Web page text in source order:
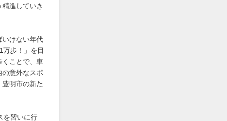
精進していき
いけない年代
万歩！」を目
くことで、車
の意外なスポ
豊明市の新た
を習いに行